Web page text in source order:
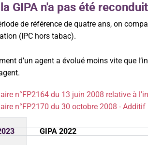
GIPA n'a pas été
de référence de quatre ans, on
(IPC hors tabac).
d’un agent a évolué moins vite que
n°FP2164 du 13 juin 2008 relative à
n°FP2170 du 30 octobre 2008 -
GIPA 2022